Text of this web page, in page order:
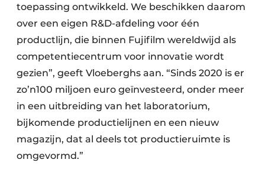
toepassing ontwikkeld. We beschikken daarom
over een eigen R&D-afdeling voor één
productlijn, die binnen Fujifilm wereldwijd als
competentiecentrum voor innovatie wordt
gezien”, geeft Vloeberghs aan. “Sinds 2020 is er
zo’n100 miljoen euro geïnvesteerd, onder meer
in een uitbreiding van het laboratorium,
bijkomende productielijnen en een nieuw
magazijn, dat al deels tot productieruimte is
omgevormd.”